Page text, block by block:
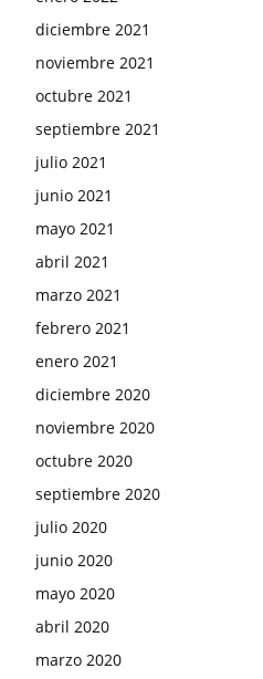
diciembre 2021
noviembre 2021
octubre 2021
septiembre 2021
julio 2021
junio 2021
mayo 2021
abril 2021
marzo 2021
febrero 2021
enero 2021
diciembre 2020
noviembre 2020
octubre 2020
septiembre 2020
julio 2020
junio 2020
mayo 2020
abril 2020
marzo 2020